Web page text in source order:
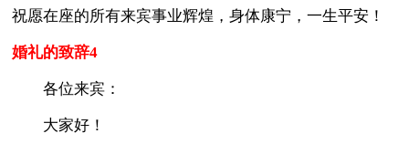
祝愿在座的所有来宾事业辉煌，身体康宁，一生平安！
婚礼的致辞4
各位来宾：
大家好！